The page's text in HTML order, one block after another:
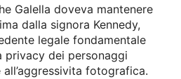
Galella doveva mantenere
dalla signora Kennedy,
legale fondamentale
privacy dei personaggi
fotografica.